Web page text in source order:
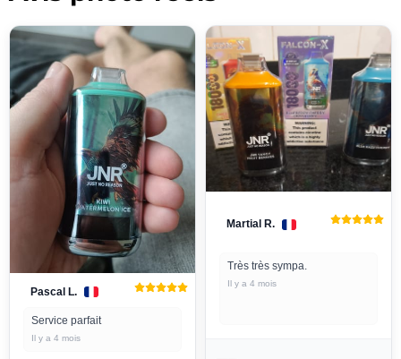
Pascal L.
Service parfait
Il y a 4 mois
Martial R.
Très très sympa.
Il y a 4 mois